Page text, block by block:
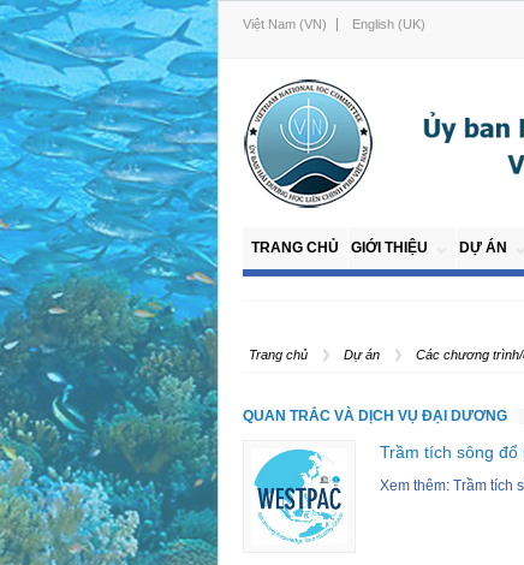
Việt Nam (VN) English (UK)
TRANG CHỦ GIỚI THIỆU DỰ ÁN
Trang chủ Dự án Các chương
QUAN TRẮC VÀ DỊCH VỤ ĐẠI DƯƠNG
Trầm tích sông
Xem thêm: Trầm tích